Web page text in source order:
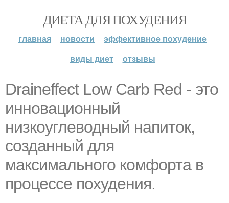
ДИЕТА ДЛЯ ПОХУДЕНИЯ
главная новости
эффективное похудение
виды диет
отзывы
Draineffect Low Carb Red - это
инновационный
низкоуглеводный напиток,
созданный для
максимального комфорта в
процессе похудения.